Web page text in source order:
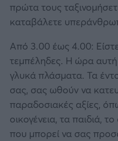
πρώτα τους
καταβάλετε
Από 3.00 έως 4.00:
τεμπέληδες. Η ώρα
γλυκά πλάσματα. Τα
σας, σας ωθούν να
παραδοσιακές αξίες,
οικογένεια, τα παιδιά,
που μπορεί να σας